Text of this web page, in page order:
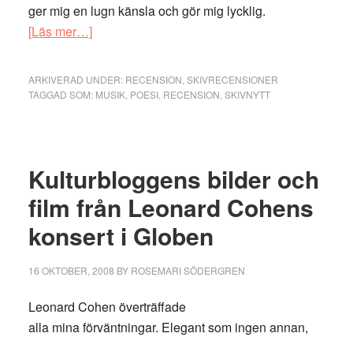
ger mig en lugn känsla och gör mig lycklig.
[Läs mer…]om
and
som
gör
mig
glad
ARKIVERAD UNDER: RECENSION SKIVRECENSIONER
TAGGAD SOM: MUSIK, POESI, RECENSION SKIVNYTT
Kulturbloggens bilder och
film från Leonard Cohens
konsert i Globen
16 OKTOBER, 2008 BY ROSEMARI SÖDERGREN
Leonard Cohen överträffade
alla mina förväntningar. Elegant som ingen annan,